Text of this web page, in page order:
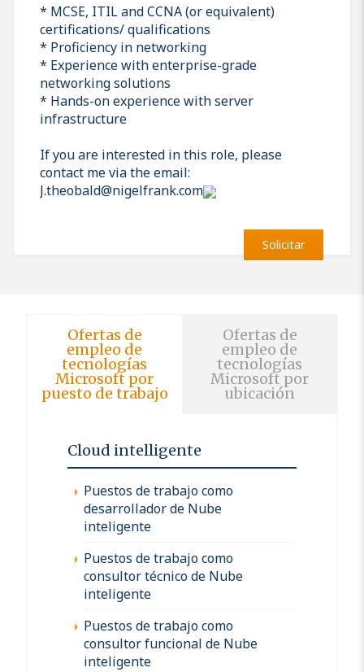
* MCSE, ITIL and CCNA (or equivalent)
certifications/ qualifications
* Proficiency in networking
* Experience with enterprise-grade
networking solutions
* Hands-on experience with server
infrastructure
If you are interested in this role, please
contact me via the email:
J.theobald@nigelfrank.com
Solicitar
Ofertas de
empleo de
tecnologías
Microsoft por
puesto de trabajo
Ofertas de
empleo de
tecnologías
Microsoft por
ubicación
Cloud intelligente
Puestos de trabajo como
desarrollador de Nube
inteligente
Puestos de trabajo como
consultor técnico de Nube
inteligente
Puestos de trabajo como
consultor funcional de Nube
inteligente